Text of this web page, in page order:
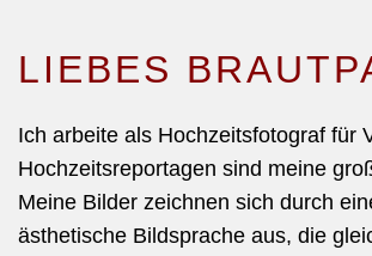
LIEBES
Ich arbeite als Hochzeitsfotograf für
Hochzeitsreportagen sind meine
Meine Bilder zeichnen sich durch
ästhetische Bildsprache aus, die